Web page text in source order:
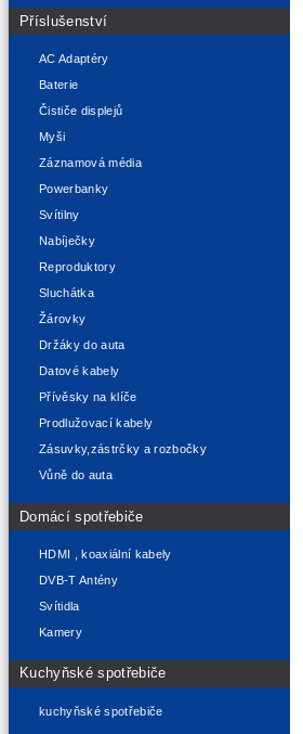
Příslušenství
AC Adaptéry
Baterie
Čističe displejů
Myši
Záznamová média
Powerbanky
Svítilny
Nabíječky
Reproduktory
Sluchátka
Žárovky
Držáky do auta
Datové kabely
Přívěsky na klíče
Prodlužovací kabely
Zásuvky,zástrčky a rozbočky
Vůně do auta
Domácí spotřebiče
HDMI , koaxiální kabely
DVB-T Antény
Svítidla
Kamery
Kuchyňské spotřebiče
kuchyňské spotřebiče